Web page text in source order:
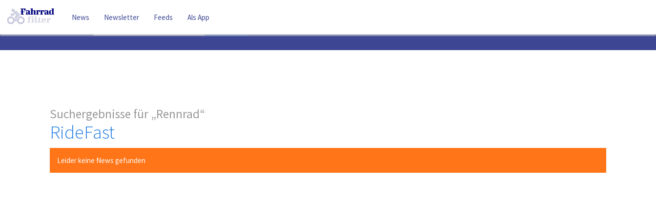
News Newsletter Feeds
Als App
Suchergebnisse für Rennrad
RideFast
Leider keine News gefunden